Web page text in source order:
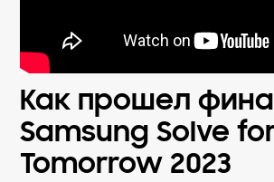
Как прошел
Samsung Solve
Tomorrow 2023